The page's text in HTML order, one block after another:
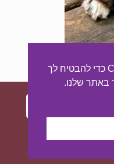
- יצירת נוכחות
אתר זה משתמש בקובצי Cookie כדי להבטיח לך
באתר שלנו.